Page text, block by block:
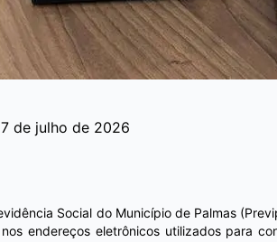
de julho de 2026
Social do Município de Palmas
endereços eletrônicos utilizados para